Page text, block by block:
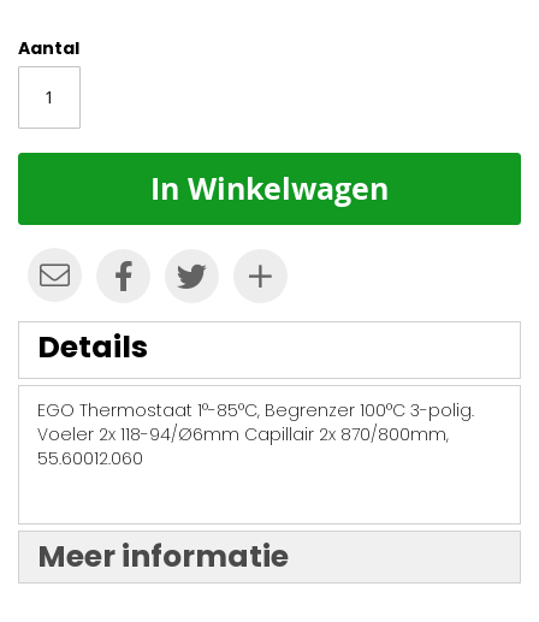
Aantal
In Winkelwagen
Details
EGO Thermostaat 1°-85°C, Begrenzer 100°C 3-polig.
Voeler 2x 118-94/Ø6mm Capillair 2x 870/800mm,
55.60012.060
Meer informatie